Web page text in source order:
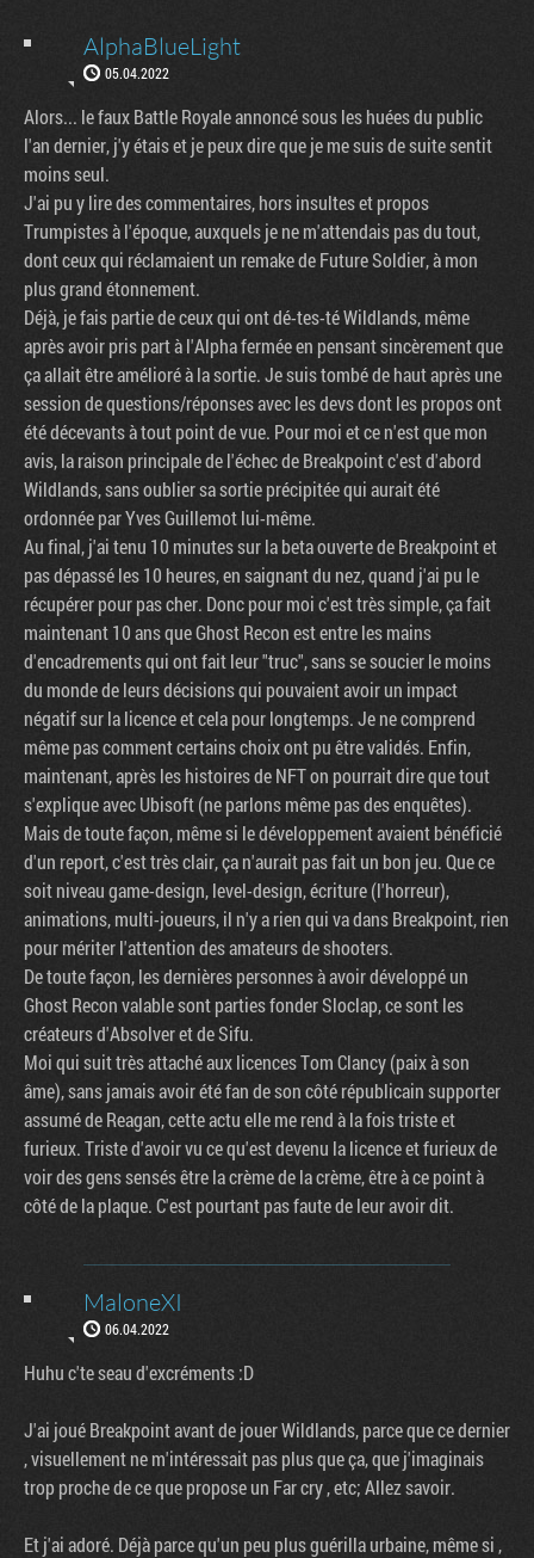
AlphaBlueLight
05.04.2022
Alors... le faux Battle Royale annoncé sous les huées du public
l'an dernier, j'y étais et je peux dire que je me suis de suite sentit
moins seul.
J'ai pu y lire des commentaires, hors insultes et propos
Trumpistes à l'époque, auxquels je ne m'attendais pas du tout,
dont ceux qui réclamaient un remake de Future Soldier, à mon
plus grand étonnement.
Déjà, je fais partie de ceux qui ont dé-tes-té Wildlands, même
après avoir pris part à l'Alpha fermée en pensant sincèrement que
ça allait être amélioré à la sortie. Je suis tombé de haut après une
session de questions/réponses avec les devs dont les propos ont
été décevants à tout point de vue. Pour moi et ce n'est que mon
avis, la raison principale de l'échec de Breakpoint c'est d'abord
Wildlands, sans oublier sa sortie précipitée qui aurait été
ordonnée par Yves Guillemot lui-même.
Au final, j'ai tenu 10 minutes sur la beta ouverte de Breakpoint et
pas dépassé les 10 heures, en saignant du nez, quand j'ai pu le
récupérer pour pas cher. Donc pour moi c'est très simple, ça fait
maintenant 10 ans que Ghost Recon est entre les mains
d'encadrements qui ont fait leur "truc", sans se soucier le moins
du monde de leurs décisions qui pouvaient avoir un impact
négatif sur la licence et cela pour longtemps. Je ne comprend
même pas comment certains choix ont pu être validés. Enfin,
maintenant, après les histoires de NFT on pourrait dire que tout
s'explique avec Ubisoft (ne parlons même pas des enquêtes).
Mais de toute façon, même si le développement avaient bénéficié
d'un report, c'est très clair, ça n'aurait pas fait un bon jeu. Que ce
soit niveau game-design, level-design, écriture (l'horreur),
animations, multi-joueurs, il n'y a rien qui va dans Breakpoint, rien
pour mériter l'attention des amateurs de shooters.
De toute façon, les dernières personnes à avoir développé un
Ghost Recon valable sont parties fonder Sloclap, ce sont les
créateurs d'Absolver et de Sifu.
Moi qui suit très attaché aux licences Tom Clancy (paix à son
âme), sans jamais avoir été fan de son côté républicain supporter
assumé de Reagan, cette actu elle me rend à la fois triste et
furieux. Triste d'avoir vu ce qu'est devenu la licence et furieux de
voir des gens sensés être la crème de la crème, être à ce point à
côté de la plaque. C'est pourtant pas faute de leur avoir dit.
MaloneXI
06.04.2022
Huhu c'te seau d'excréments :D
J'ai joué Breakpoint avant de jouer Wildlands, parce que ce dernier
, visuellement ne m'intéressait pas plus que ça, que j'imaginais
trop proche de ce que propose un Far cry , etc; Allez savoir.
Et j'ai adoré. Déjà parce qu'un peu plus guérilla urbaine, même si ,